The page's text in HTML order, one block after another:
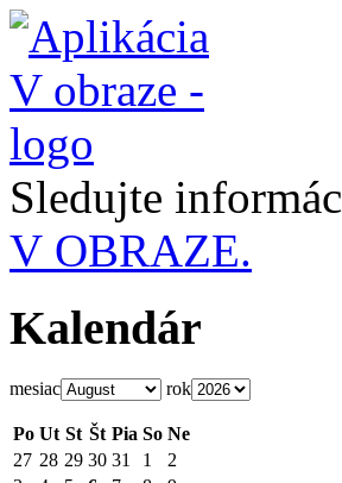
Sledujte
V OBRAZE.
Kalendár
mesiac rok
Po Ut St Št Pia So Ne
27 28 29 30 31 1
2